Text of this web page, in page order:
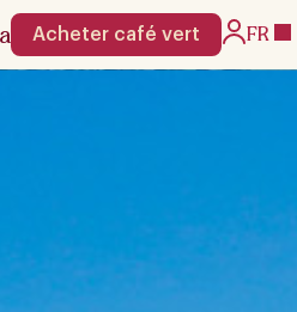
Acheter café vert FR